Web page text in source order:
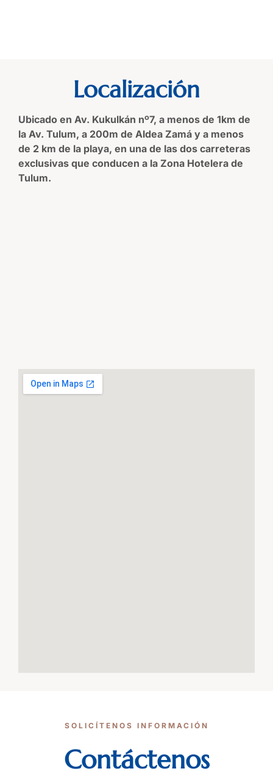
Localización
Ubicado en Av. Kukulkán nº7, a menos de 1km de
la Av. Tulum, a 200m de Aldea Zamá y a menos
de 2 km de la playa, en una de las dos carreteras
exclusivas que conducen a la Zona Hotelera de
Tulum.
SOLICÍTENOS INFORMACIÓN
Contáctenos